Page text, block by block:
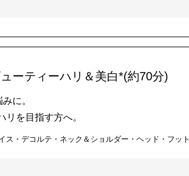
ューティーハリ＆美白*(約70分)
に。
リを目指す方へ。
ス・デコルテ・ネック＆ショルダー・ヘッド・フット